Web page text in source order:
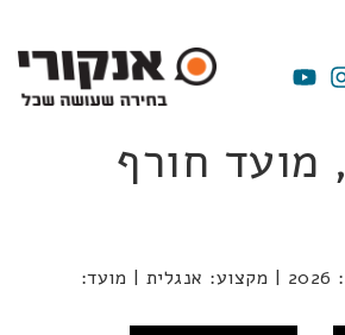
שאלון B, מועד חורף